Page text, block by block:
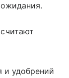
и удобрений